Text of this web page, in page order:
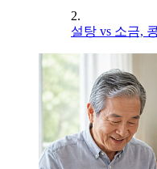
2.
설탕 vs 소금,